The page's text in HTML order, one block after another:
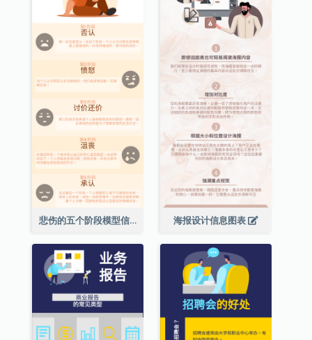
悲伤的五个阶段模型信息图表 海报设计信息图表